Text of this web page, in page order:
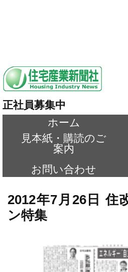
正社員募集中
ホーム
見本紙・購読のご
案内
お問い合わせ
2012年7月26日 住
ン特集